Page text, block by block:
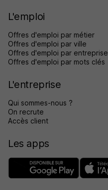
L'emploi
Offres d'emploi par métier
Offres d'emploi par ville
Offres d'emploi par entreprise
Offres d'emploi par mots clés
L'entreprise
Qui sommes-nous ?
On recrute
Accès client
Les apps